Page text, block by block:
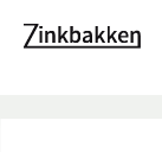
Spring over